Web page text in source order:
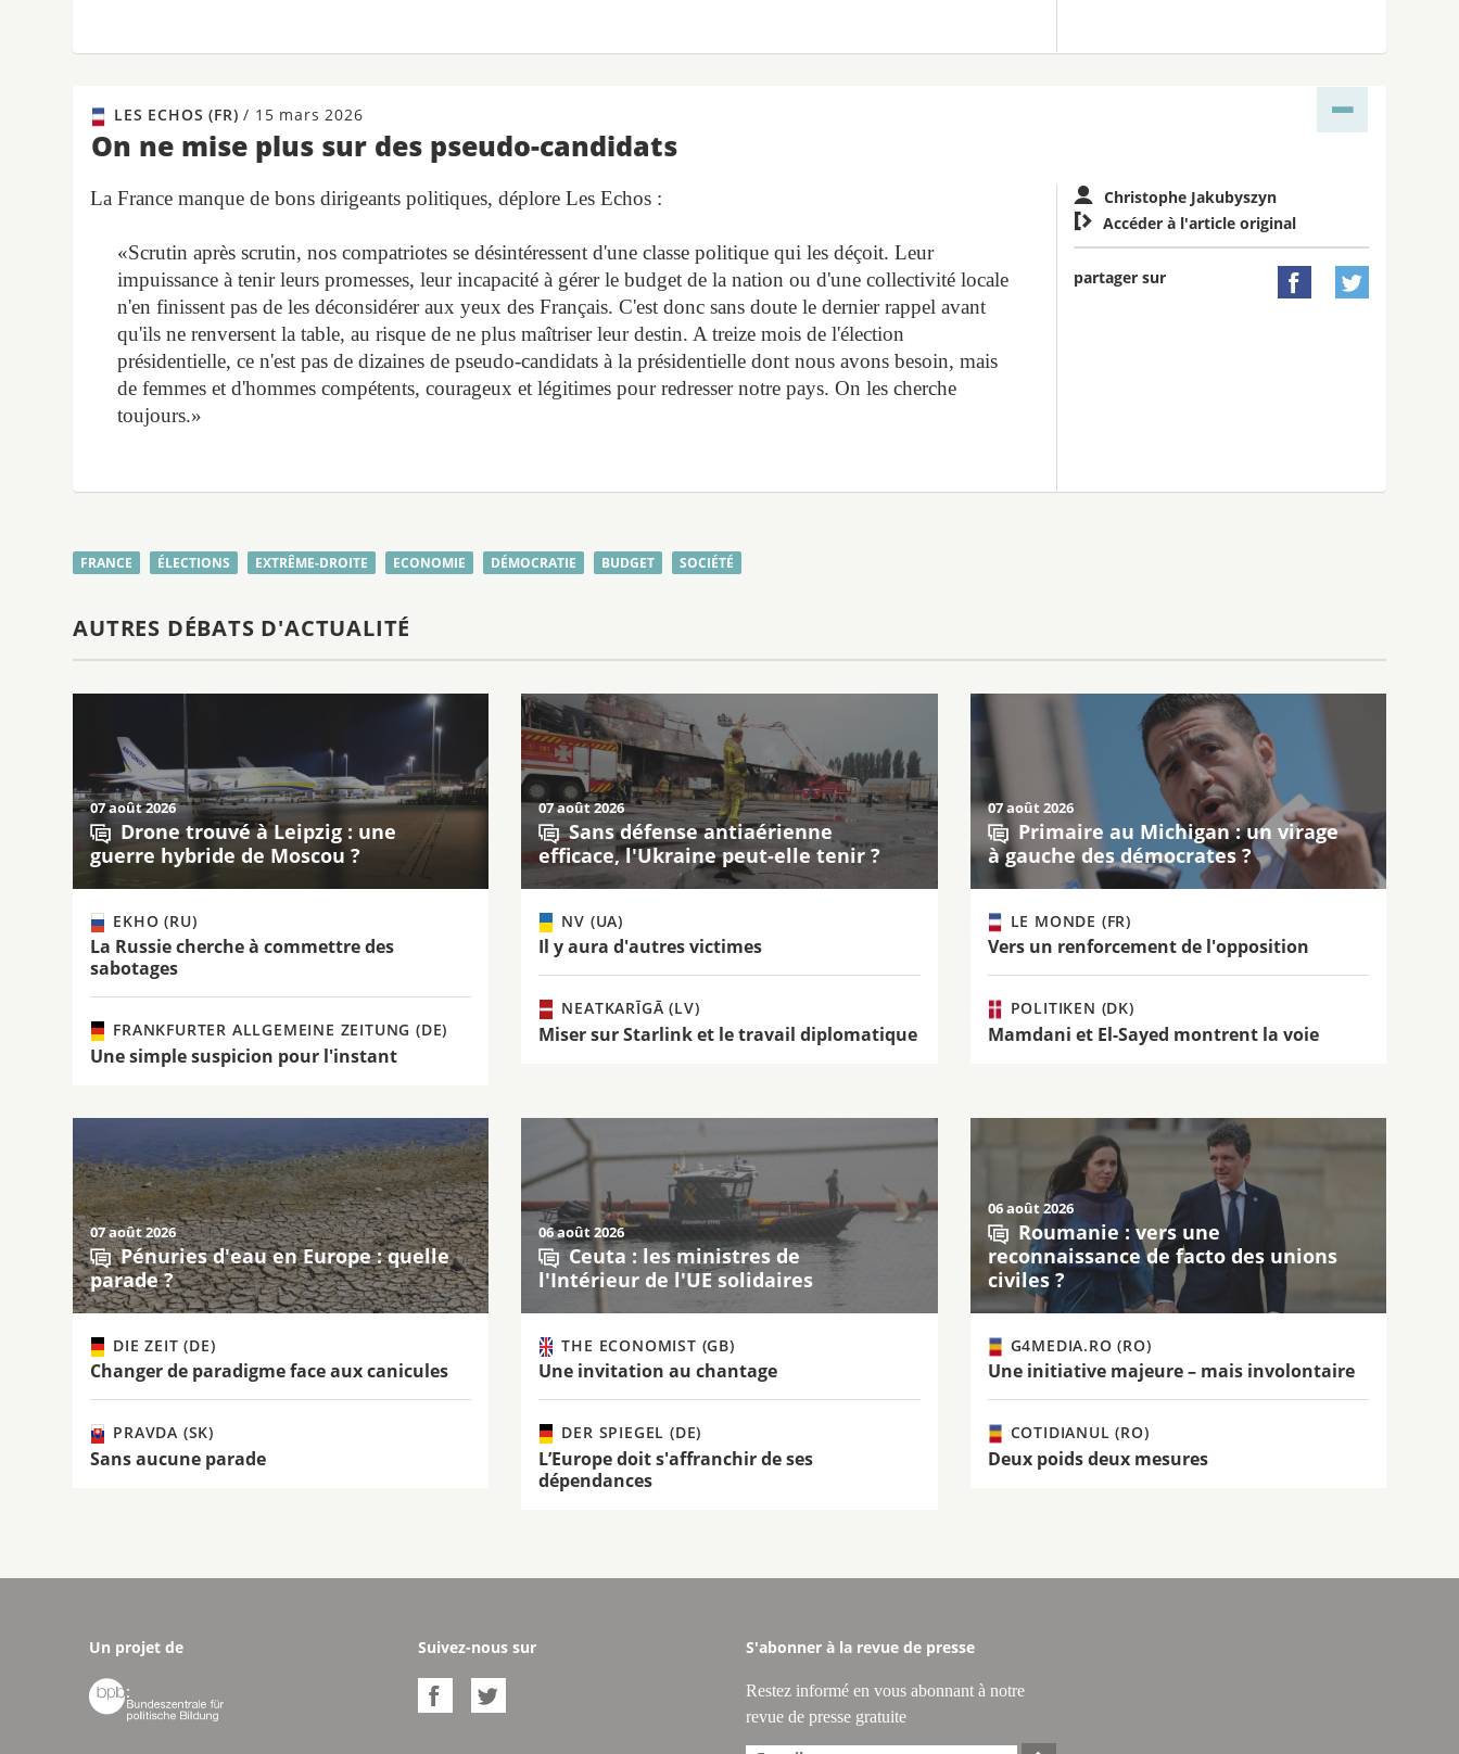
LES ECHOS (FR)/ 15 mars 2026
On ne mise plus sur des pseudo-candidats
La France manque de bons dirigeants politiques, déplore Les Echos :
«Scrutin après scrutin, nos compatriotes se désintéressent d'une classe politique qui les déçoit. Leur
impuissance à tenir leurs promesses, leur incapacité à gérer le budget de la nation ou d'une collectivité locale
n'en finissent pas de les déconsidérer aux yeux des Français. C'est donc sans doute le dernier rappel avant
qu'ils ne renversent la table, au risque de ne plus maîtriser leur destin. A treize mois de l'élection
présidentielle, ce n'est pas de dizaines de pseudo-candidats à la présidentielle dont nous avons besoin, mais
de femmes et d'hommes compétents, courageux et légitimes pour redresser notre pays. On les cherche
toujours.»
Christophe Jakubyszyn
 Accéder à l'article original
partager sur  
FRANCE ÉLECTIONS EXTRÊME-DROITE ECONOMIE DÉMOCRATIE BUDGET SOCIÉTÉ
AUTRES DÉBATS D'ACTUALITÉ
07 août 2026
Drone trouvé à Leipzig : une
guerre hybride de Moscou ?
EKHO (RU)
La Russie cherche à commettre des
sabotages
FRANKFURTER ALLGEMEINE ZEITUNG (DE)
Une simple suspicion pour l'instant
07 août 2026
Sans défense antiaérienne
efficace, l'Ukraine peut-elle tenir ?
NV (UA)
Il y aura d'autres victimes
NEATKARĪGĀ (LV)
Miser sur Starlink et le travail diplomatique
07 août 2026
Primaire au Michigan : un virage
à gauche des démocrates ?
LE MONDE (FR)
Vers un renforcement de l'opposition
POLITIKEN (DK)
Mamdani et El-Sayed montrent la voie
07 août 2026
Pénuries d'eau en Europe : quelle
parade ?
DIE ZEIT (DE)
Changer de paradigme face aux canicules
PRAVDA (SK)
Sans aucune parade
06 août 2026
Ceuta : les ministres de
l'Intérieur de l'UE solidaires
THE ECONOMIST (GB)
Une invitation au chantage
DER SPIEGEL (DE)
L’Europe doit s'affranchir de ses
dépendances
06 août 2026
Roumanie : vers une
reconnaissance de facto des unions
civiles ?
G4MEDIA.RO (RO)
Une initiative majeure – mais involontaire
COTIDIANUL (RO)
Deux poids deux mesures
Un projet de

Suivez-nous sur
 
S'abonner à la revue de presse
Restez informé en vous abonnant à notre
revue de presse gratuite